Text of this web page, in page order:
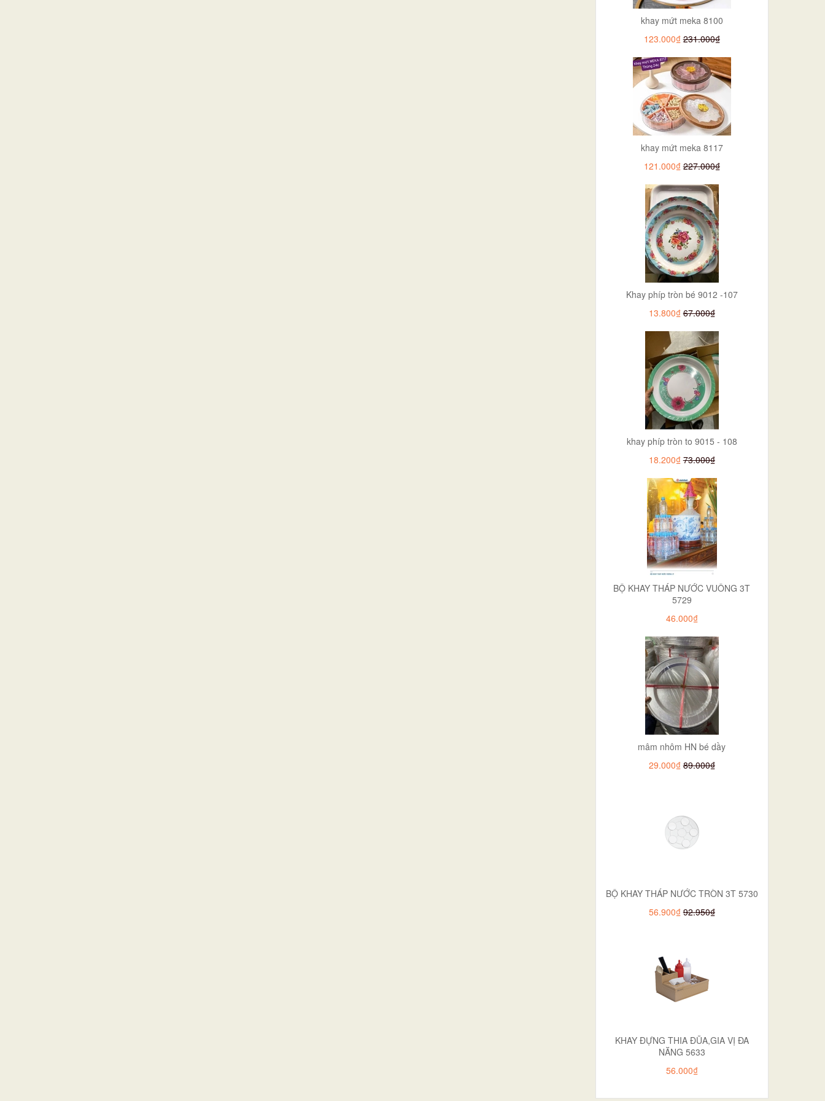
khay mứt meka 8100
123.000₫ 231.000₫
khay mứt meka 8117
121.000₫ 227.000₫
Khay phíp tròn bé 9012 -107
13.800₫ 67.000₫
khay phíp tròn to 9015 - 108
18.200₫ 73.000₫
BỘ KHAY THÁP NƯỚC VUÔNG 3T
5729
46.000₫
mâm nhôm HN bé dầy
29.000₫ 89.000₫
BỘ KHAY THÁP NƯỚC TRÒN 3T 5730
56.900₫ 92.950₫
KHAY ĐỰNG THIA ĐŨA,GIA VỊ ĐA
NĂNG 5633
56.000₫